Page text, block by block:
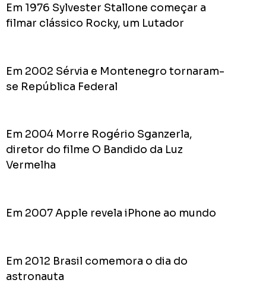
Em 1976 Sylvester Stallone começar a
filmar clássico Rocky, um Lutador
Em 2002 Sérvia e Montenegro tornaram-
se República Federal
Em 2004 Morre Rogério Sganzerla,
diretor do filme O Bandido da Luz
Vermelha
Em 2007 Apple revela iPhone ao mundo
Em 2012 Brasil comemora o dia do
astronauta